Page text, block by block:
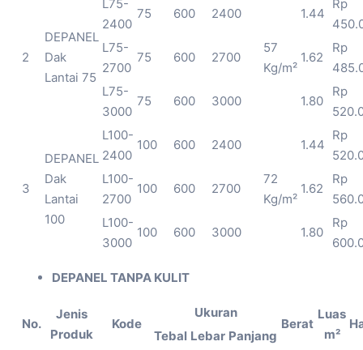
2
DEPANEL
Dak
Lantai 75
L75-
2400
75 600 2400
57
Kg/m²
1.44
Rp
L75-
2700
75 600 2700 1.62
Rp
L75-
3000
75 600 3000 1.80
Rp
3
DEPANEL
Dak
Lantai
100
L100-
2400
100 600 2400
72
Kg/m²
1.44
Rp
L100-
2700
100 600 2700 1.62
Rp
L100-
3000
100 600 3000 1.80
Rp
DEPANEL TANPA KULIT
No.
Jenis
Produk
Kode
Ukuran
Berat
Luas
m²
Tebal Lebar Panjang